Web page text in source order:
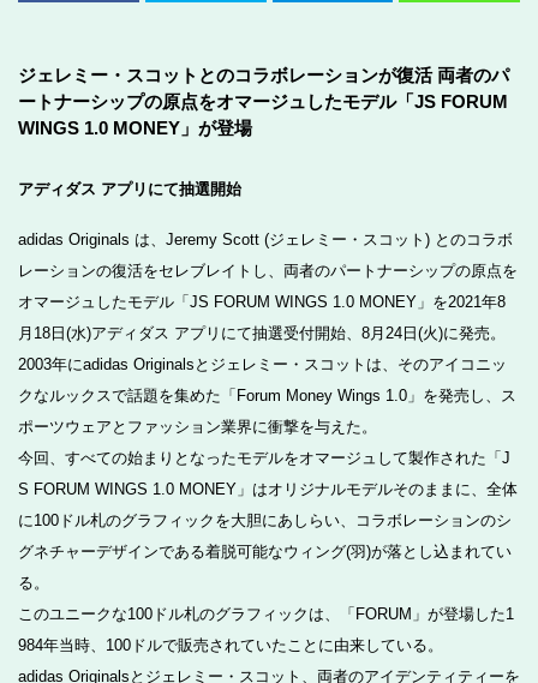
ジェレミー・スコットとのコラボレーションが復活 両者のパ
ートナーシップの原点をオマージュしたモデル「JS FORUM
WINGS 1.0 MONEY」が登場
アディダス アプリにて抽選開始
adidas Originals は、Jeremy Scott (ジェレミー・スコット) とのコラボ
レーションの復活をセレブレイトし、両者のパートナーシップの原点を
オマージュしたモデル「JS FORUM WINGS 1.0 MONEY」を2021年8
月18日(水)アディダス アプリにて抽選受付開始、8月24日(火)に発売。
2003年にadidas Originalsとジェレミー・スコットは、そのアイコニッ
クなルックスで話題を集めた「Forum Money Wings 1.0」を発売し、ス
ポーツウェアとファッション業界に衝撃を与えた。
今回、すべての始まりとなったモデルをオマージュして製作された「J
S FORUM WINGS 1.0 MONEY」はオリジナルモデルそのままに、全体
に100ドル札のグラフィックを大胆にあしらい、コラボレーションのシ
グネチャーデザインである着脱可能なウィング(羽)が落とし込まれてい
る。
このユニークな100ドル札のグラフィックは、「FORUM」が登場した1
984年当時、100ドルで販売されていたことに由来している。
adidas Originalsとジェレミー・スコット、両者のアイデンティティーを